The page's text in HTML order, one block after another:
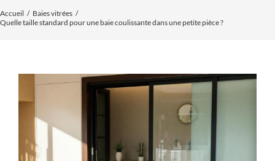
Accueil
Baies vitrées
Quelle taille standard pour une baie coulissante dans une petite pièce ?